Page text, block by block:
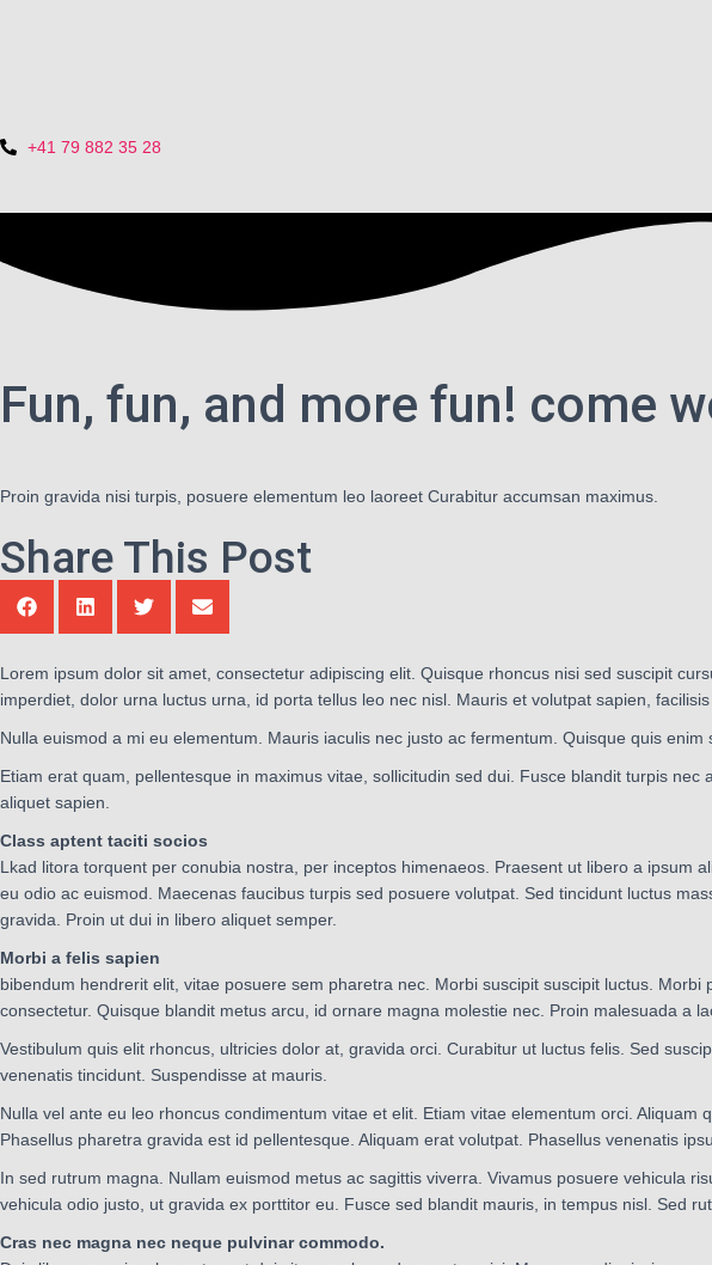
+41 79 882 35 28
Fun, fun, and more fun! come
Proin gravida nisi turpis, posuere elementum leo laoreet Curabitur accumsan maximus.
Share This Post
Lorem ipsum dolor sit amet, consectetur adipiscing elit. Quisque rhoncus nisi sed suscipit
imperdiet, dolor urna luctus urna, id porta tellus leo nec nisl. Mauris et volutpat sapien,
Nulla euismod a mi eu elementum. Mauris iaculis nec justo ac fermentum. Quisque quis
Etiam erat quam, pellentesque in maximus vitae, sollicitudin sed dui. Fusce blandit turpis
aliquet sapien.
Class aptent taciti socios
Lkad litora torquent per conubia nostra, per inceptos himenaeos. Praesent ut libero a ipsum
eu odio ac euismod. Maecenas faucibus turpis sed posuere volutpat. Sed tincidunt luctus
gravida. Proin ut dui in libero aliquet semper.
Morbi a felis sapien
bibendum hendrerit elit, vitae posuere sem pharetra nec. Morbi suscipit suscipit luctus.
consectetur. Quisque blandit metus arcu, id ornare magna molestie nec. Proin malesuada a
Vestibulum quis elit rhoncus, ultricies dolor at, gravida orci. Curabitur ut luctus felis. Sed
venenatis tincidunt. Suspendisse at mauris.
Nulla vel ante eu leo rhoncus condimentum vitae et elit. Etiam vitae elementum orci.
Phasellus pharetra gravida est id pellentesque. Aliquam erat volutpat. Phasellus venenatis
In sed rutrum magna. Nullam euismod metus ac sagittis viverra. Vivamus posuere vehicula
vehicula odio justo, ut gravida ex porttitor eu. Fusce sed blandit mauris, in tempus nisl. Sed
Cras nec magna nec neque pulvinar commodo.